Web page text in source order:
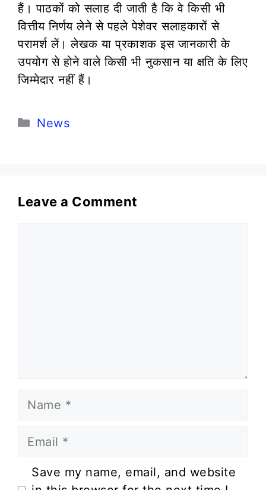
हैं। पाठकों को सलाह दी जाती है कि वे किसी भी
वित्तीय निर्णय लेने से पहले पेशेवर सलाहकारों से
परामर्श लें। लेखक या प्रकाशक इस जानकारी के
उपयोग से होने वाले किसी भी नुकसान या क्षति के लिए
जिम्मेदार नहीं हैं।
Categories
News
Leave a Comment
Name
Email
Website
Save my name, email, and website